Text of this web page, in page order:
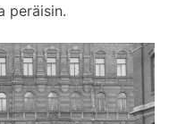
peräisin.